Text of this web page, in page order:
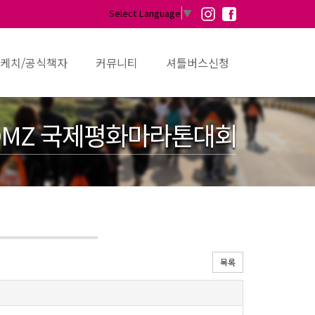
Select Language ▼
치/공식책자 커뮤니티 셔틀버스신청
국제평화마라톤대회
목록